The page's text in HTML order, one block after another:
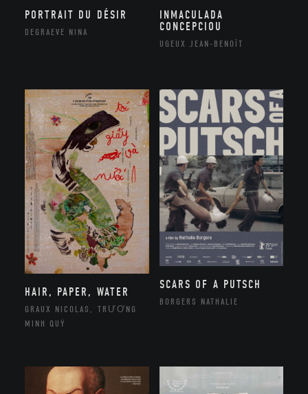
PORTRAIT DU DÉSIR
DEGRAEVE NINA
INMACULADA
CONCEPCIOU
UGEUX JEAN-BENOÎT
HAIR, PAPER, WATER
GRAUX NICOLAS, TRƯƠNG
MINH QUÝ
SCARS OF A PUTSCH
BORGERS NATHALIE